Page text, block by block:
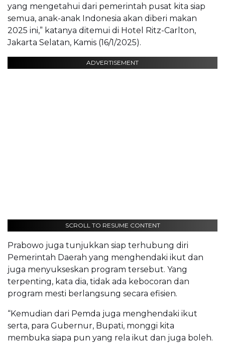
yang mengetahui dari pemerintah pusat kita siap
semua, anak-anak Indonesia akan diberi makan
2025 ini,” katanya ditemui di Hotel Ritz-Carlton,
Jakarta Selatan, Kamis (16/1/2025).
ADVERTISEMENT
SCROLL TO RESUME CONTENT
Prabowo juga tunjukkan siap terhubung diri
Pemerintah Daerah yang menghendaki ikut dan
juga menyukseskan program tersebut. Yang
terpenting, kata dia, tidak ada kebocoran dan
program mesti berlangsung secara efisien.
“Kemudian dari Pemda juga menghendaki ikut
serta, para Gubernur, Bupati, monggi kita
membuka siapa pun yang rela ikut dan juga boleh.